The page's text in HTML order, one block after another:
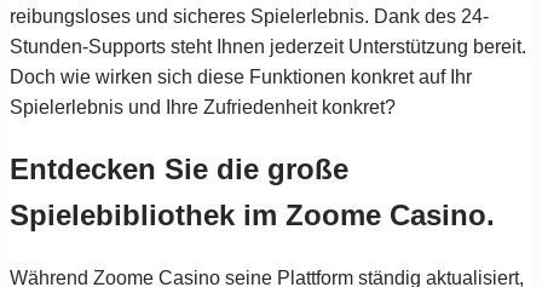
reibungsloses und sicheres Spielerlebnis. Dank des 24-
Stunden-Supports steht Ihnen jederzeit Unterstützung bereit.
Doch wie wirken sich diese Funktionen konkret auf Ihr
Spielerlebnis und Ihre Zufriedenheit konkret?
Entdecken Sie die große
Spielebibliothek im Zoome Casino.
Während Zoome Casino seine Plattform ständig aktualisiert,